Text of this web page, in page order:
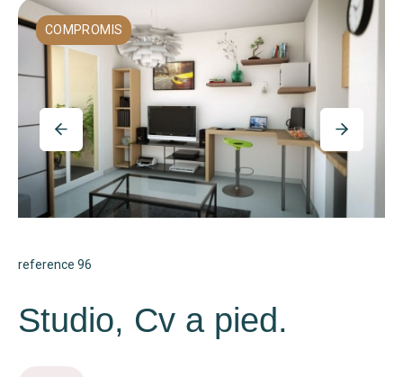
AIXTY & VOUS
Nos Agences
Nos Équipes
Nos Tarifs
Nos Biens Vendus
Notre City Guide
COMPROMIS
reference 96
Studio, Cv a pied.